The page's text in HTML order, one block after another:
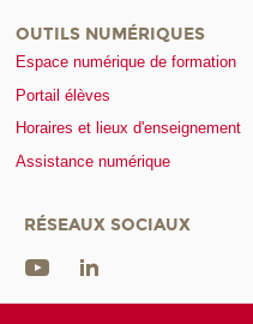
OUTILS NUMÉRIQUES
Espace numérique de formation
Portail élèves
Horaires et lieux d'enseignement
Assistance numérique
RÉSEAUX SOCIAUX